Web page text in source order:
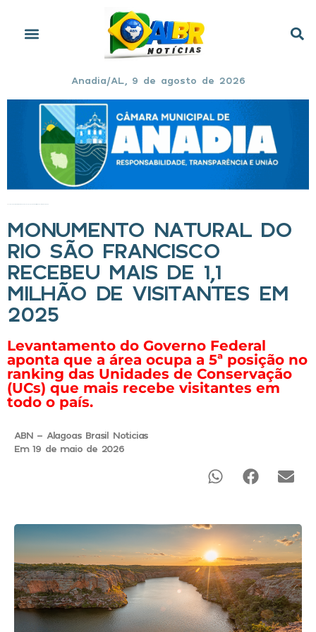
Anadia/AL, 9 de agosto de 2026
MONUMENTO NATURAL DO
RIO SÃO FRANCISCO
RECEBEU MAIS DE 1,1
MILHÃO DE VISITANTES EM
2025
Levantamento do Governo Federal
aponta que a área ocupa a 5ª posição no
ranking das Unidades de Conservação
(UCs) que mais recebe visitantes em
todo o país.
ABN - Alagoas Brasil Noticias
Em 19 de maio de 2026